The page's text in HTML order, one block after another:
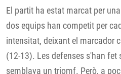
El partit ha estat marcat per
dos equips han competit per
intensitat, deixant el marcador
(12-13). Les defenses s'han fet
semblava un triomf. Però, a